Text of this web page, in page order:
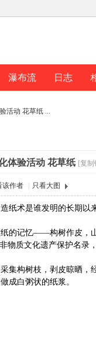
瀑布流 日志
活动 花草纸 ...
体验活动 花草纸 [复制
该作者 只看大图
纸术是谁发明的长期以
的记忆——构树作皮，
物质文化遗产保护名
集构树枝，剥皮晾晒
成白粥状的纸浆。